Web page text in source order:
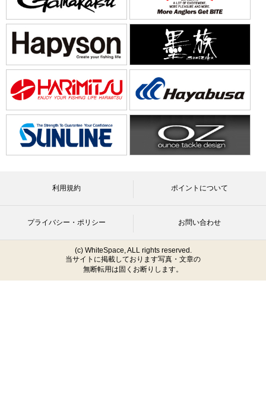
利用規約 ポイントについて
プライバシー・ポリシー お問い合わせ
(c) WhiteSpace, ALL rights reserved.
当サイトに掲載しております写真・文章の
無断転用は固くお断りします。